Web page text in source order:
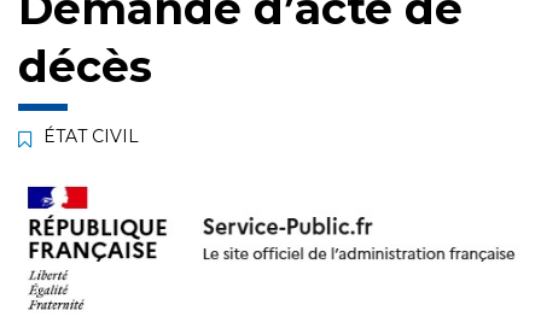
décès
ÉTAT CIVIL